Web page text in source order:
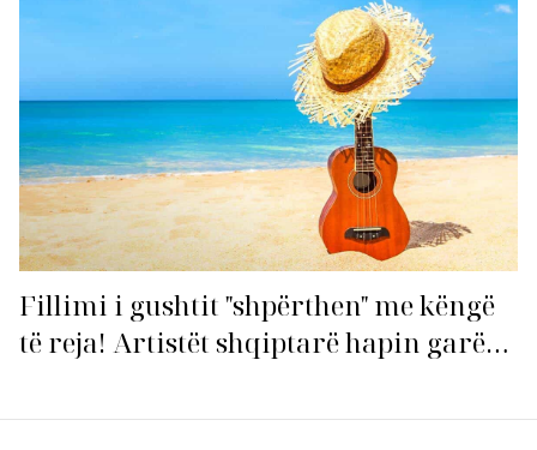
Fillimi i gushtit "shpërthen" me këngë
të reja! Artistët shqiptarë hapin garën